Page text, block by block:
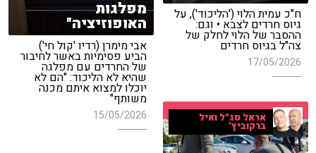
ח"כ עמית הלוי ('הליכוד'), על
גיוס חרדים לצבא • וגם:
ההסבר של הלוי לחלק של
צה"ל בגיוס חרדים
17/05/2026
מפלגות
האופוזיציה"
אבי מימרן (רדיו 'קול חי')
הביע פסימיות באשר לחיבור
של החרדים עם מפלגה
שהיא לא הליכוד: "הם לא
יוכלו למצוא איתם מכנה
משותף"
15/05/2026 אראל סג"ל ואיל
ברקוביץ'